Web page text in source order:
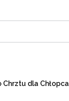
Chrztu dla Chłopca